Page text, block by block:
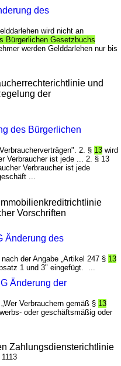
des
wird nicht an
Bürgerlichen Gesetzbuchs
werden Gelddarlehen nur bis
und
der
des Bürgerlichen
2. § 13 wird
Verbraucher ist jede ... 2. § 13
Verbraucher ist jede
...
Vorschriften
Änderung des
der Angabe „Artikel 247 § 13
1 und 3" eingefügt. ...
Änderung der
Verbrauchern gemäß § 13
oder geschäftsmäßig oder
Zahlungsdiensterichtlinie